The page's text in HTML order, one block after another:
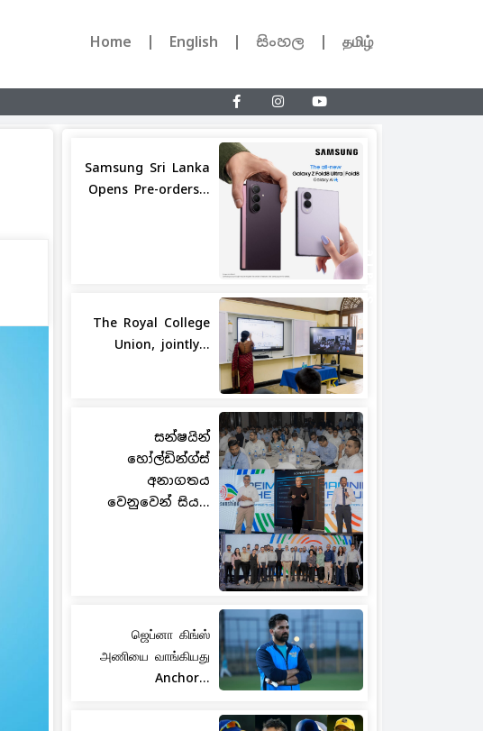
Home English සිංහල தமிழ்
Share
Samsung Sri Lanka
Opens Pre-orders...
The Royal College
Union, jointly...
සන්ෂයින්
හෝල්ඩින්ග්ස්
අනාගතය
වෙනුවෙන් සිය...
ஜெப்னா கிங்ஸ்
அணியை வாங்கியது
Anchor...